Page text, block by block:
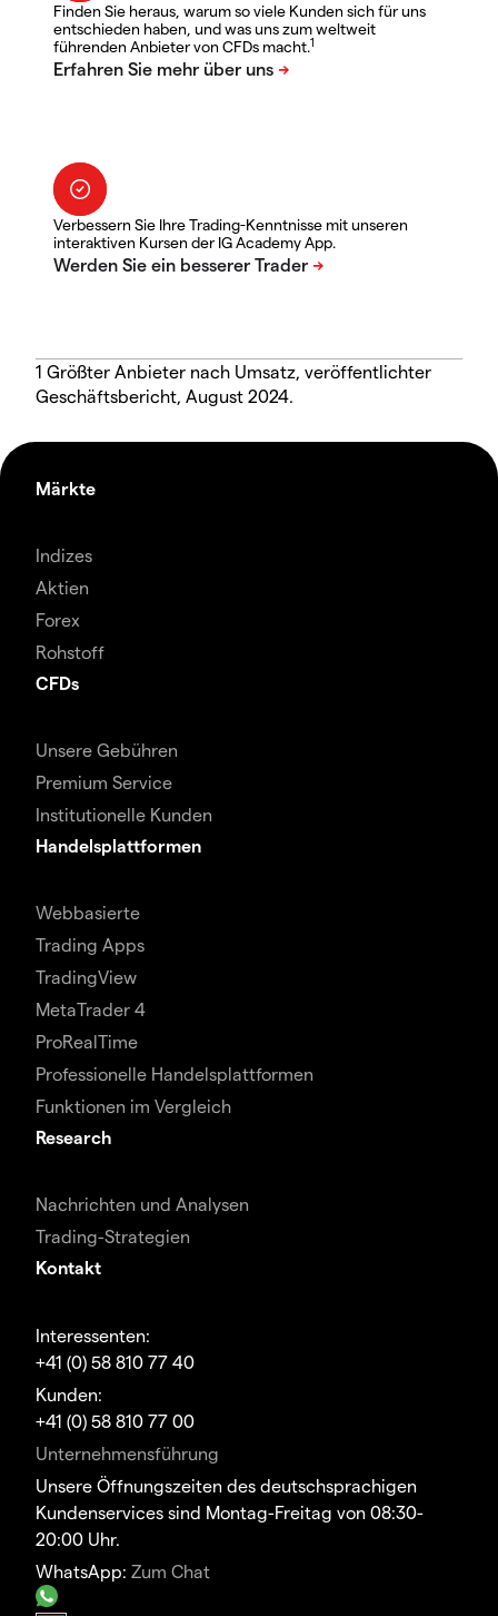
Finden Sie heraus, warum so viele Kunden sich für uns
entschieden haben, und was uns zum weltweit
führenden Anbieter von CFDs macht.1
Verbessern Sie Ihre Trading-Kenntnisse mit unseren
interaktiven Kursen der IG Academy App.
1 Größter Anbieter nach Umsatz, veröffentlichter
Geschäftsbericht, August 2024.
Märkte
Indizes
Aktien
Forex
Rohstoff
CFDs
Unsere Gebühren
Premium Service
Institutionelle Kunden
Handelsplattformen
Webbasierte
Trading Apps
TradingView
MetaTrader 4
ProRealTime
Professionelle Handelsplattformen
Funktionen im Vergleich
Research
Nachrichten und Analysen
Trading-Strategien
Kontakt
Interessenten:
+41 (0) 58 810 77 40
Kunden:
+41 (0) 58 810 77 00
Unternehmensführung
Unsere Öffnungszeiten des deutschsprachigen
Kundenservices sind Montag-Freitag von 08:30-
20:00 Uhr.
WhatsApp: Zum Chat